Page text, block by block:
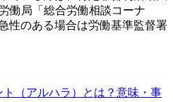
働局「総合労働相談コーナ
性のある場合は労働基準監督署
（アルハラ）とは？意味・事